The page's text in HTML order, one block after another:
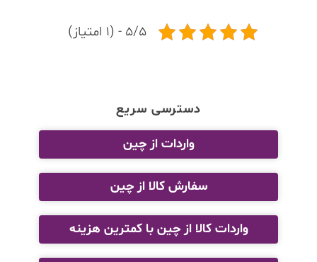
5/5 - (1 امتیاز)
دسترسی سریع
واردات از چین
سفارش کالا از چین
واردات کالا از چین با کمترین هزینه